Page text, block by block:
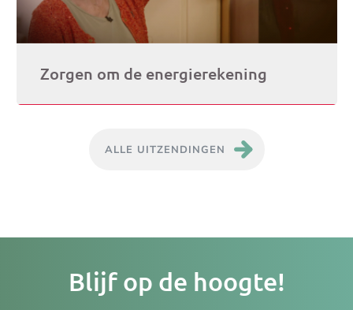
Zorgen om de energierekening
ALLE UITZENDINGEN
Blijf op de hoogte!